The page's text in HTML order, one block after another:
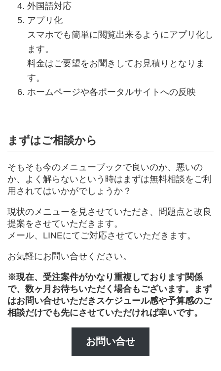
外国語対応
アプリ化
スマホでも簡単に閲覧出来るようにアプリ化し
ます。
料金はご要望をお聞きしてお見積りとなりま
す。
ホームページや各ポータルサイトへの反映
まずはご相談から
そもそも今のメニューブックで良いのか、悪いの
か、よく解らないという時はまずは無料相談をご利
用されてはいかがでしょうか？
現状のメニューを見させていただき、問題点と改良
提案をさせていただきます。
メール、LINEにてご対応させていただきます。
お気軽にお問い合せください。
※現在、受注案件がかなり重複しております関係
で、数ヶ月お待ちいただく場合もございます。まず
はお問い合せいただきスケジュール感や予算感のご
相談だけでも先にさせていただければ幸いです。
お問い合せ